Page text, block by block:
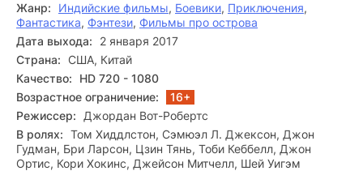
Жанр: Индийские фильмы, Боевики, Приключения,
Фантастика, Фэнтези, Фильмы про острова
Дата выхода:
2 января 2017
Страна: США, Китай
Качество:
HD 720 - 1080
Возрастное ограничение:
16+
Режиссер:
Джордан Вот-Робертс
В ролях: Том Хиддлстон, Сэмюэл Л. Джексон, Джон
Гудман, Бри Ларсон, Цзин Тянь, Тоби Кеббелл, Джон
Ортис, Кори Хокинс, Джейсон Митчелл, Шей Уигэм